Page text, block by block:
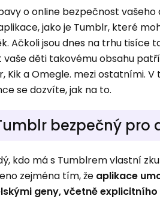
o online bezpečnost
jako je Tumblr, které
Ačkoli jsou dnes na trhu
děti takovému obsahu
Kik a Omegle. mezi ostatními.
se dozvíte, jak na to.
bezpečný pro
kdo má s Tumblrem vlastní
zejména tím, že aplikace
geny, včetně